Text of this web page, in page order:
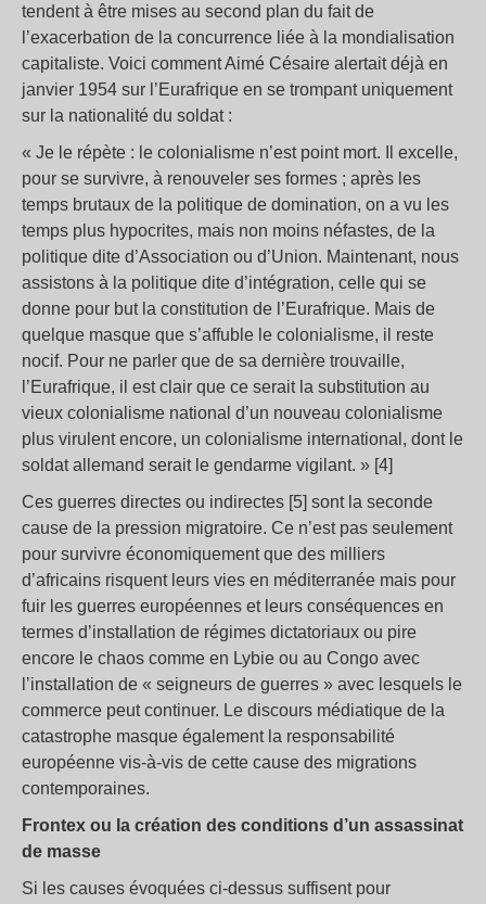
tendent à être mises au second plan du fait de
l’exacerbation de la concurrence liée à la mondialisation
capitaliste. Voici comment Aimé Césaire alertait déjà en
janvier 1954 sur l’Eurafrique en se trompant uniquement
sur la nationalité du soldat :
« Je le répète : le colonialisme n’est point mort. Il excelle,
pour se survivre, à renouveler ses formes ; après les
temps brutaux de la politique de domination, on a vu les
temps plus hypocrites, mais non moins néfastes, de la
politique dite d’Association ou d’Union. Maintenant, nous
assistons à la politique dite d’intégration, celle qui se
donne pour but la constitution de l’Eurafrique. Mais de
quelque masque que s’affuble le colonialisme, il reste
nocif. Pour ne parler que de sa dernière trouvaille,
l’Eurafrique, il est clair que ce serait la substitution au
vieux colonialisme national d’un nouveau colonialisme
plus virulent encore, un colonialisme international, dont le
soldat allemand serait le gendarme vigilant. » [4]
Ces guerres directes ou indirectes [5] sont la seconde
cause de la pression migratoire. Ce n’est pas seulement
pour survivre économiquement que des milliers
d’africains risquent leurs vies en méditerranée mais pour
fuir les guerres européennes et leurs conséquences en
termes d’installation de régimes dictatoriaux ou pire
encore le chaos comme en Lybie ou au Congo avec
l’installation de « seigneurs de guerres » avec lesquels le
commerce peut continuer. Le discours médiatique de la
catastrophe masque également la responsabilité
européenne vis-à-vis de cette cause des migrations
contemporaines.
Frontex ou la création des conditions d’un assassinat
de masse
Si les causes évoquées ci-dessus suffisent pour